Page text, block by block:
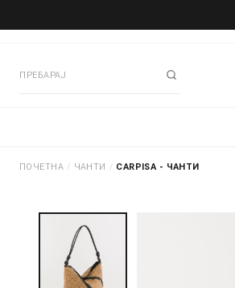
ПОЧЕТНА / ЧАНТИ / CARPISA - ЧАНТИ